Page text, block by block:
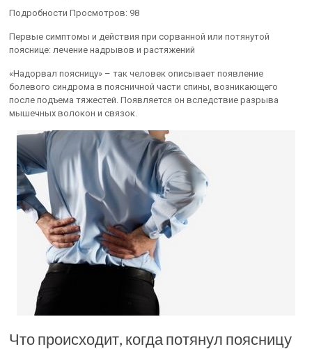
Подробности Просмотров: 98
Первые симптомы и действия при сорванной или потянутой
пояснице: лечение надрывов и растяжений
«Надорвал поясницу» – так человек описывает появление
болевого синдрома в поясничной части спины, возникающего
после подъема тяжестей. Появляется он вследствие разрыва
мышечных волокон и связок.
Что происходит, когда потянул поясницу